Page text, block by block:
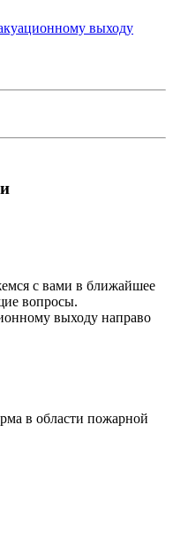
с вами в ближайшее
вопросы.
в области пожарной